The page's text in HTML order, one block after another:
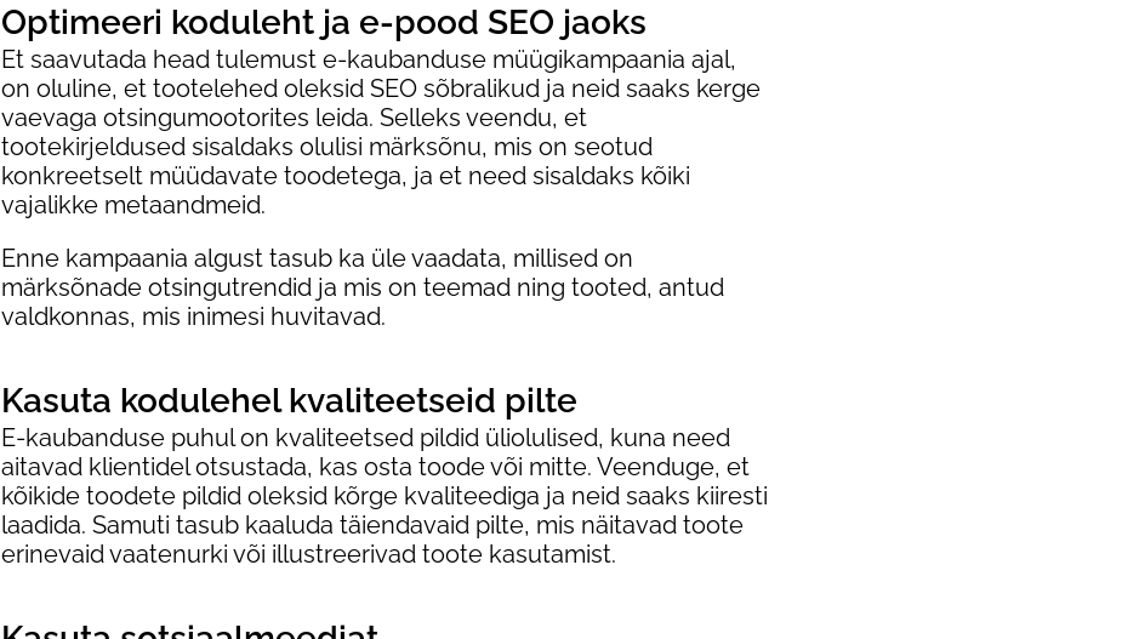
Optimeeri koduleht ja e-pood SEO jaoks
Et saavutada head tulemust e-kaubanduse müügikampaania ajal,
on oluline, et tootelehed oleksid SEO sõbralikud ja neid saaks kerge
vaevaga otsingumootorites leida. Selleks veendu, et
tootekirjeldused sisaldaks olulisi märksõnu, mis on seotud
konkreetselt müüdavate toodetega, ja et need sisaldaks kõiki
vajalikke metaandmeid.
Enne kampaania algust tasub ka üle vaadata, millised on
märksõnade otsingutrendid ja mis on teemad ning tooted, antud
valdkonnas, mis inimesi huvitavad.
Kasuta kodulehel kvaliteetseid pilte
E-kaubanduse puhul on kvaliteetsed pildid üliolulised, kuna need
aitavad klientidel otsustada, kas osta toode või mitte. Veenduge, et
kõikide toodete pildid oleksid kõrge kvaliteediga ja neid saaks kiiresti
laadida. Samuti tasub kaaluda täiendavaid pilte, mis näitavad toote
erinevaid vaatenurki või illustreerivad toote kasutamist.